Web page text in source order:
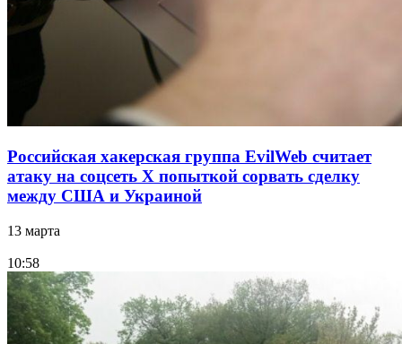
Российская хакерская группа EvilWeb считает
атаку на соцсеть Х попыткой сорвать сделку
между США и Украиной
13 марта
10:58